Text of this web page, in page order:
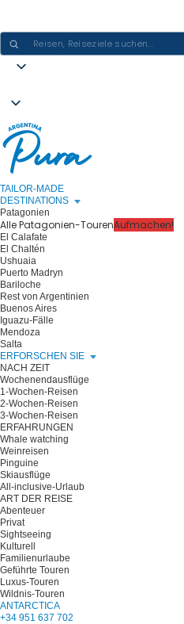
TAILOR-MADE
DESTINATIONS
Patagonien
Alle Patagonien-TourenAufmachen!
El Calafate
El Chaltén
Ushuaia
Puerto Madryn
Bariloche
Rest von Argentinien
Buenos Aires
Iguazu-Fälle
Mendoza
Salta
ERFORSCHEN SIE
NACH ZEIT
Wochenendausflüge
1-Wochen-Reisen
2-Wochen-Reisen
3-Wochen-Reisen
ERFAHRUNGEN
Whale watching
Weinreisen
Pinguine
Skiausflüge
All-inclusive-Urlaub
ART DER REISE
Abenteuer
Privat
Sightseeing
Kulturell
Familienurlaube
Geführte Touren
Luxus-Touren
Wildnis-Touren
ANTARCTICA
+34 951 637 702